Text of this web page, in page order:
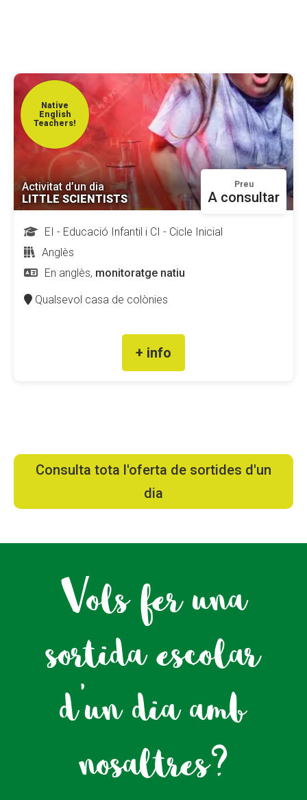
Native
English
Teachers!
Activitat d’un dia
LITTLE SCIENTISTS
Preu
A consultar
EI - Educació Infantil i CI - Cicle Inicial
Anglès
En anglès, monitoratge natiu
Qualsevol casa de colònies
+ info
Consulta tota l'oferta de sortides d'un
dia
Vols fer una
sortida escolar
d'un dia amb
nosaltres?
La Fundació
L'equip
Missió i valors
Els comptes clars
Memòria d'activitats
Proposta educativa
ACTUALITAT
Notícies
Butlletins
Fes un donatiu